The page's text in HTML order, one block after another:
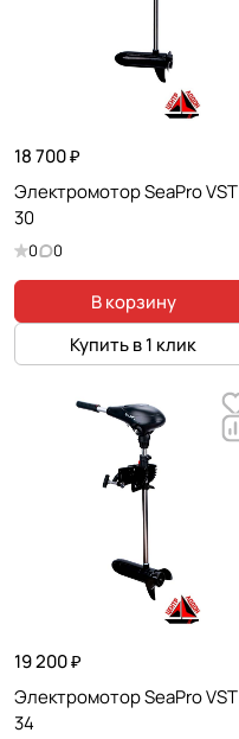
18 700 ₽
Электромотор SeaPro VST
30
0 0
В корзину
Купить в 1 клик
19 200 ₽
Электромотор SeaPro VST
34